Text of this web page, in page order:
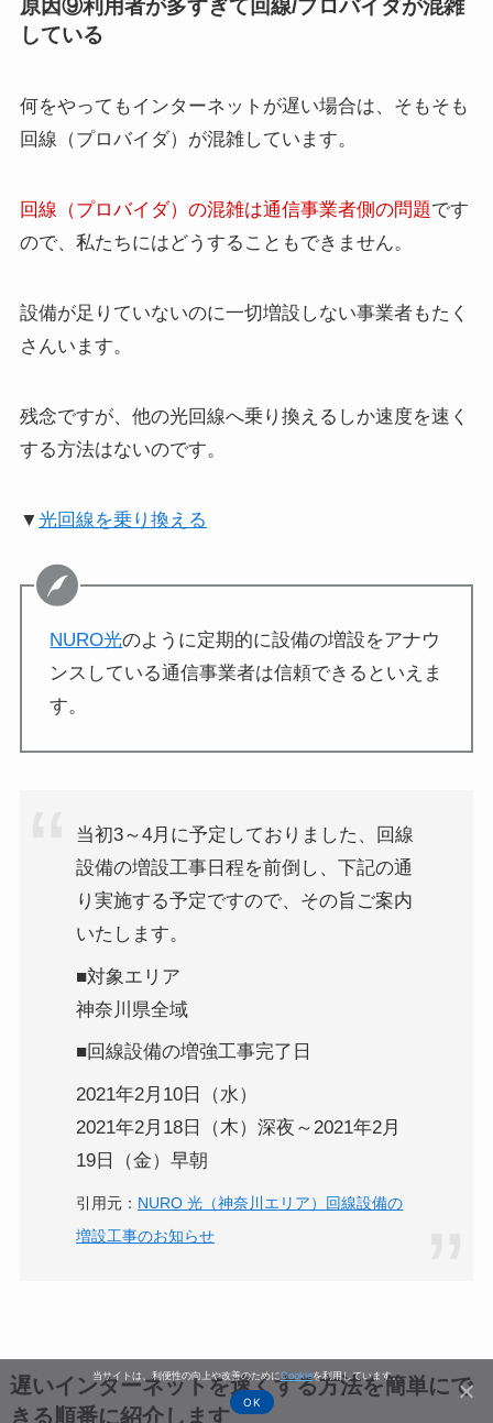
原因⑨利用者が多すぎて回線/プロバイダが混雑
している
何をやってもインターネットが遅い場合は、そもそも
回線（プロバイダ）が混雑しています。
回線（プロバイダ）の混雑は通信事業者側の問題です
ので、私たちにはどうすることもできません。
設備が足りていないのに一切増設しない事業者もたく
さんいます。
残念ですが、他の光回線へ乗り換えるしか速度を速く
する方法はないのです。
▼光回線を乗り換える
NURO光のように定期的に設備の増設をアナウ
ンスしている通信事業者は信頼できるといえま
す。
当初3～4月に予定しておりました、回線
設備の増設工事日程を前倒し、下記の通
り実施する予定ですので、その旨ご案内
いたします。
■対象エリア
神奈川県全域
■回線設備の増強工事完了日
2021年2月10日（水）
2021年2月18日（木）深夜～2021年2月
19日（金）早朝
引用元： NURO 光（神奈川エリア）回線設備の
増設工事のお知らせ
遅いインターネットを速くする方法を簡単にで
きる順番に紹介します
当サイトは、利便性の向上や改善のためにCookieを利用しています。
OK